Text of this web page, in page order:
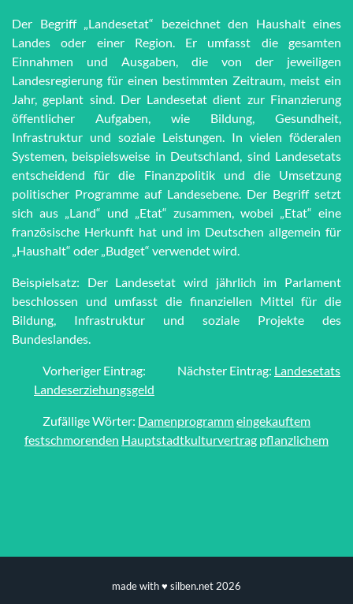
Der Begriff „Landesetat“ bezeichnet den Haushalt eines
Landes oder einer Region. Er umfasst die gesamten
Einnahmen und Ausgaben, die von der jeweiligen
Landesregierung für einen bestimmten Zeitraum, meist ein
Jahr, geplant sind. Der Landesetat dient zur Finanzierung
öffentlicher Aufgaben, wie Bildung, Gesundheit,
Infrastruktur und soziale Leistungen. In vielen föderalen
Systemen, beispielsweise in Deutschland, sind Landesetats
entscheidend für die Finanzpolitik und die Umsetzung
politischer Programme auf Landesebene. Der Begriff setzt
sich aus „Land“ und „Etat“ zusammen, wobei „Etat“ eine
französische Herkunft hat und im Deutschen allgemein für
„Haushalt“ oder „Budget“ verwendet wird.
Beispielsatz: Der Landesetat wird jährlich im Parlament
beschlossen und umfasst die finanziellen Mittel für die
Bildung, Infrastruktur und soziale Projekte des
Bundeslandes.
Vorheriger Eintrag:
Landeserziehungsgeld
Nächster Eintrag: Landesetats
Zufällige Wörter: Damenprogrammeingekauftem
festschmorenden Hauptstadtkulturvertrag pflanzlichem
made with ♥ silben.net 2026